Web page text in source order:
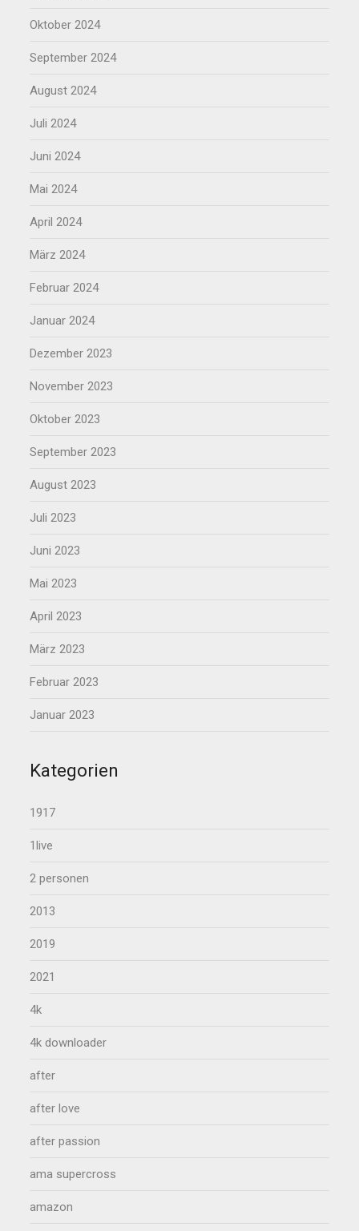
Oktober 2024
September 2024
August 2024
Juli 2024
Juni 2024
Mai 2024
April 2024
März 2024
Februar 2024
Januar 2024
Dezember 2023
November 2023
Oktober 2023
September 2023
August 2023
Juli 2023
Juni 2023
Mai 2023
April 2023
März 2023
Februar 2023
Januar 2023
Kategorien
1917
1live
2 personen
2013
2019
2021
4k
4k downloader
after
after love
after passion
ama supercross
amazon